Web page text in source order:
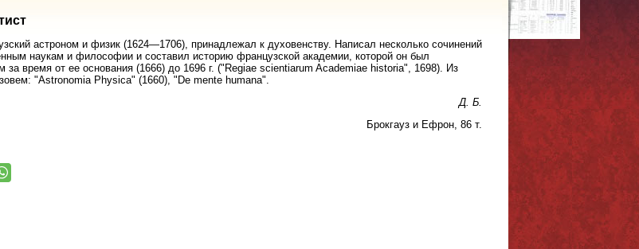
астроном и физик (1624—1706), принадлежал к духовенству. Написал несколько сочинений
наукам и философии и составил историю французской академии, которой он был
за время от ее основания (1666) до 1696 г. ("Regiae scientiarum Academiae historia", 1698). Из
"Astronomia Physica" (1660), "De mente humana".
Д. Б.
Брокгауз и Ефрон, 86 т.